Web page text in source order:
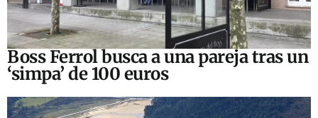
Boss Ferrol busca a una pareja tras un
‘simpa’ de 100 euros